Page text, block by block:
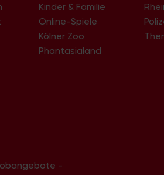
Kinder & Familie
Online-Spiele
Kölner Zoo
Phantasialand
-